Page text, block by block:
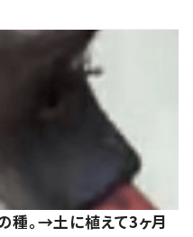
種。→土に植えて3ヶ月